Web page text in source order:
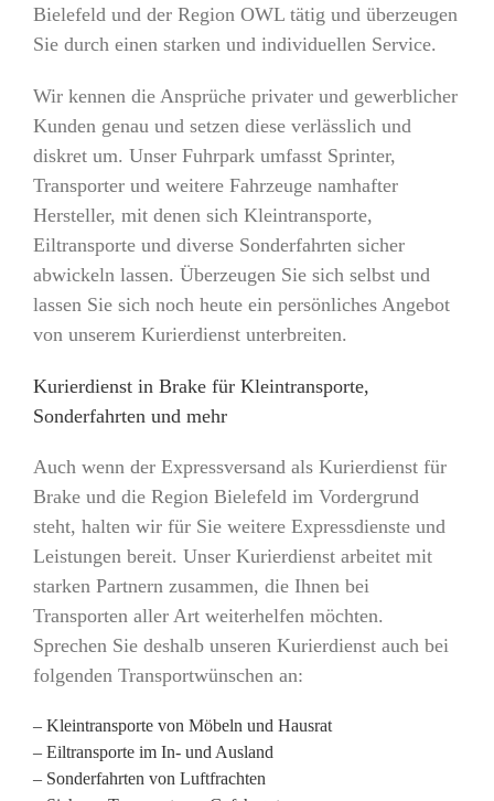
Bielefeld und der Region OWL tätig und überzeugen
Sie durch einen starken und individuellen Service.
Wir kennen die Ansprüche privater und gewerblicher
Kunden genau und setzen diese verlässlich und
diskret um. Unser Fuhrpark umfasst Sprinter,
Transporter und weitere Fahrzeuge namhafter
Hersteller, mit denen sich Kleintransporte,
Eiltransporte und diverse Sonderfahrten sicher
abwickeln lassen. Überzeugen Sie sich selbst und
lassen Sie sich noch heute ein persönliches Angebot
von unserem Kurierdienst unterbreiten.
Kurierdienst in Brake für Kleintransporte,
Sonderfahrten und mehr
Auch wenn der Expressversand als Kurierdienst für
Brake und die Region Bielefeld im Vordergrund
steht, halten wir für Sie weitere Expressdienste und
Leistungen bereit. Unser Kurierdienst arbeitet mit
starken Partnern zusammen, die Ihnen bei
Transporten aller Art weiterhelfen möchten.
Sprechen Sie deshalb unseren Kurierdienst auch bei
folgenden Transportwünschen an:
– Kleintransporte von Möbeln und Hausrat
– Eiltransporte im In- und Ausland
– Sonderfahrten von Luftfrachten